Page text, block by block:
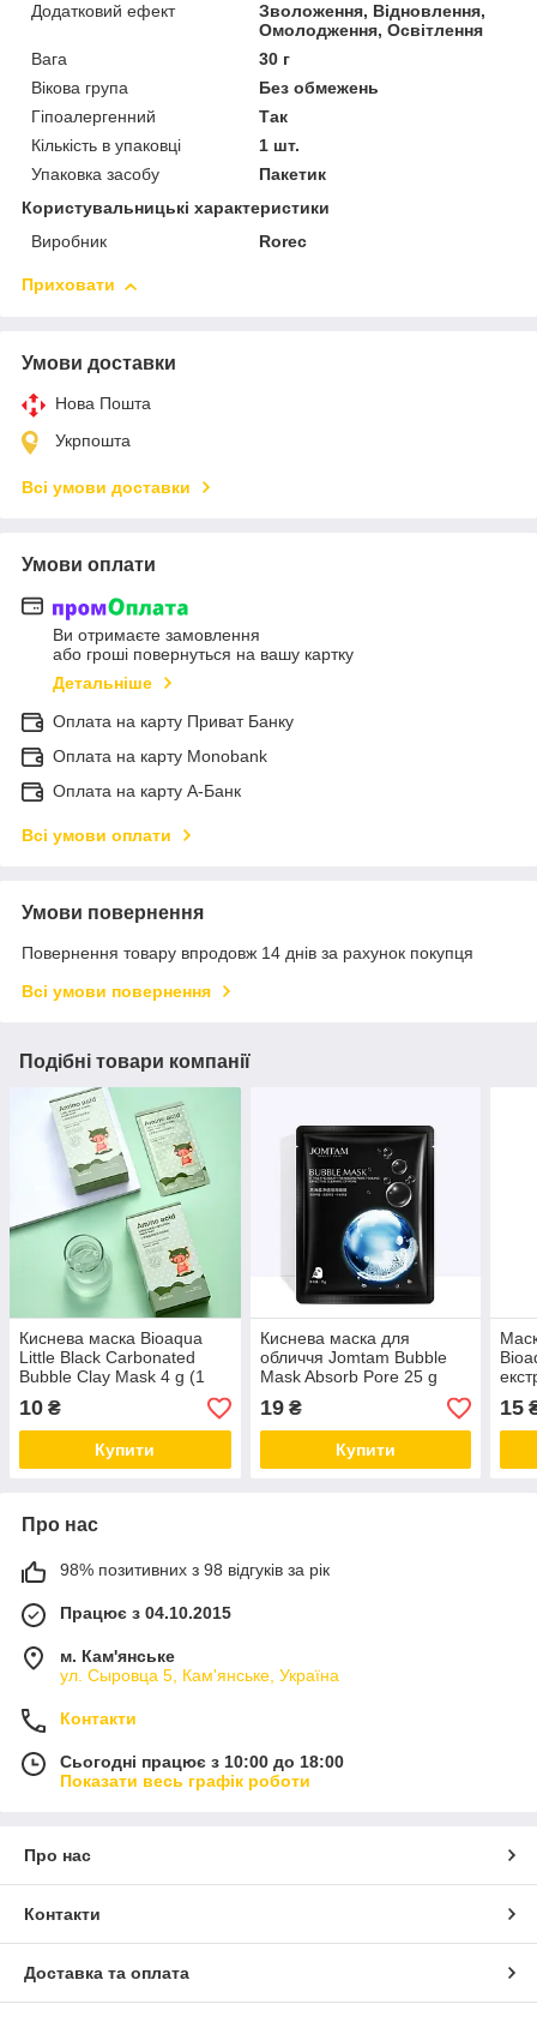
Додатковий ефект
Зволоження, Відновлення,
Омолодження, Освітлення
Вага
30 г
Вікова група
Без обмежень
Гіпоалергенний
Так
Кількість в упаковці
1 шт.
Упаковка засобу
Пакетик
Користувальницькі характеристики
Виробник
Rorec
Приховати
Умови доставки
Нова Пошта
Укрпошта
Всі умови доставки
Умови оплати
Ви отримаєте замовлення
або гроші повернуться на вашу картку
Детальніше
Оплата на карту Приват Банку
Оплата на карту Monobank
Оплата на карту А-Банк
Всі умови оплати
Умови повернення
Повернення товару впродовж 14 днів за рахунок покупця
Всі умови повернення
Подібні товари компанії
Киснева маска Bioaqua
Little Black Carbonated
Bubble Clay Mask 4 g (1
штука)
10 ₴
Купити
Киснева маска для
обличчя Jomtam Bubble
Mask Absorb Pore 25 g
19₴
Купити
15
Про нас
98% позитивних з 98 відгуків за рік
Працює з 04.10.2015
м. Кам'янське
ул. Сыровца 5, Кам'янське, Україна
Контакти
Сьогодні працює з 10:00 до 18:00
Показати весь графік роботи
Про нас
Контакти
Доставка та оплата